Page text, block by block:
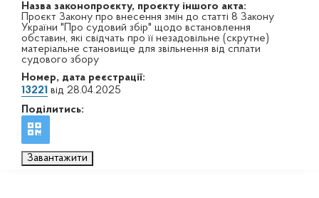
Назва законопроєкту, проєкту іншого акта:
Проєкт Закону про внесення змін до статті 8 Закону
України "Про судовий збір" щодо встановлення
обставин, які свідчать про її незадовільне (скрутне)
матеріальне становище для звільнення від сплати
судового збору
Номер, дата реєстрації:
13221 від 28.04.2025
Поділитись:
Завантажити